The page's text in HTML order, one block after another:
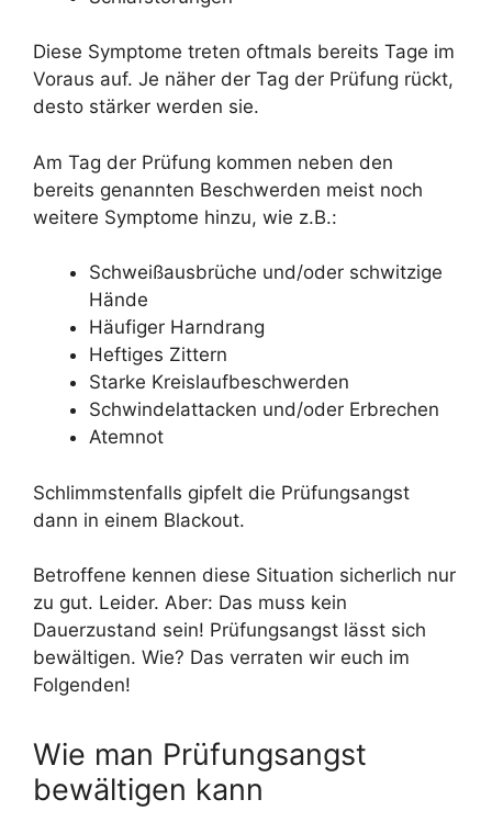
Diese Symptome treten oftmals bereits Tage im
Voraus auf. Je näher der Tag der Prüfung rückt,
desto stärker werden sie.
Am Tag der Prüfung kommen neben den
bereits genannten Beschwerden meist noch
weitere Symptome hinzu, wie z.B.:
Schweißausbrüche und/oder schwitzige
Hände
Häufiger Harndrang
Heftiges Zittern
Starke Kreislaufbeschwerden
Schwindelattacken und/oder Erbrechen
Atemnot
Schlimmstenfalls gipfelt die Prüfungsangst
dann in einem Blackout.
Betroffene kennen diese Situation sicherlich nur
zu gut. Leider. Aber: Das muss kein
Dauerzustand sein! Prüfungsangst lässt sich
bewältigen. Wie? Das verraten wir euch im
Folgenden!
Wie man Prüfungsangst
bewältigen kann